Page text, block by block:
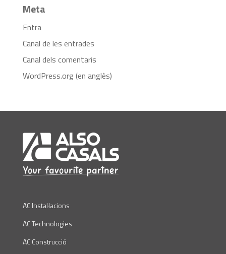
Meta
Entra
Canal de les entrades
Canal dels comentaris
WordPress.org (en anglès)
AC Instal·lacions
AC Technologies
AC Construcció